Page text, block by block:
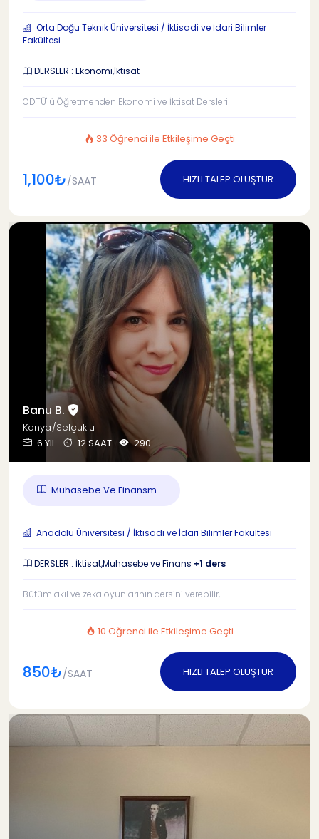
Orta Doğu Teknik Üniversitesi / İktisadi ve İdari Bilimler
Fakültesi
DERSLER : Ekonomi,İktisat
ODTÜ'lü Öğretmenden Ekonomi ve İktisat Dersleri
33 Öğrenci ile Etkileşime Geçti
1,100₺/SAAT HIZLI TALEP OLUŞTUR
Banu B.
Konya/Selçuklu
6 YIL
12 SAAT 290
Muhasebe Ve Finansm...
Anadolu Üniversitesi / İktisadi ve İdari Bilimler Fakültesi
DERSLER : İktisat,Muhasebe ve Finans +1 ders
Bütüm akıl ve zeka oyunlarının dersini verebilir,...
10 Öğrenci ile Etkileşime Geçti
850₺/SAAT HIZLI TALEP OLUŞTUR